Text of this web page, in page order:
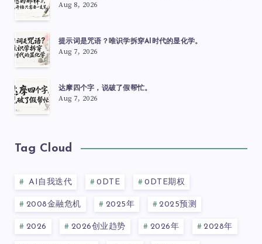
Aug 8, 2026
提示词是咒语？唯识学拆穿AI时代的显化学。
Aug 7, 2026
达摩四个字，说破了假帮忙。
Aug 7, 2026
Tag Cloud
AI自我迭代 0DTE 0DTE期权
2008金融危机 2025年 2025预测
2026 2026创业趋势 2026年 2028年